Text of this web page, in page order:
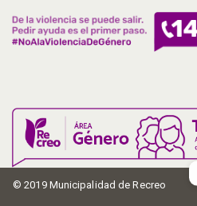
© 2019 Municipalidad de Recreo